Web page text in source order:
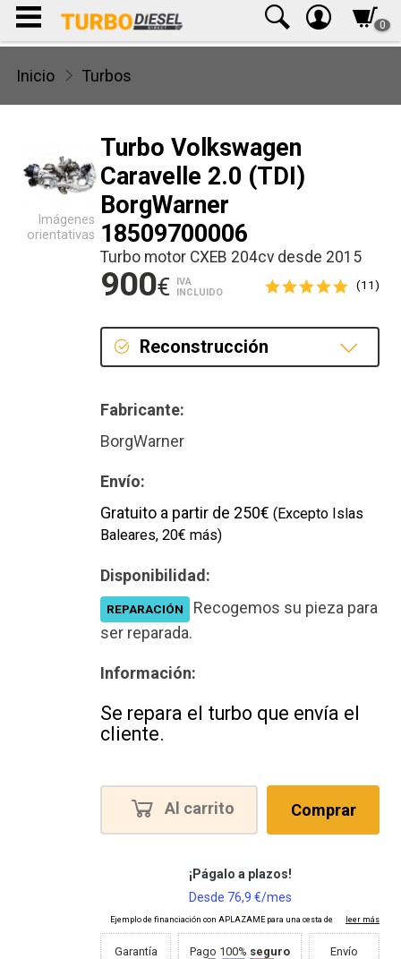
0
Inicio Turbos
Turbo Volkswagen
Caravelle 2.0 (TDI)
BorgWarner
18509700006
Turbo motor CXEB 204cv desde 2015
900€
IVA
INCLUIDO
(11)
Reconstrucción
Fabricante:
BorgWarner
Envío:
Gratuito a partir de 250€ (Excepto Islas
Baleares, 20€ más)
Disponibilidad:
REPARACIÓN
Recogemos su pieza para
ser reparada.
Información:
Se repara el turbo que envía el
cliente.
Al carrito Comprar
Garantía
Pago 100% seguro
Envío
Imágenes
orientativas